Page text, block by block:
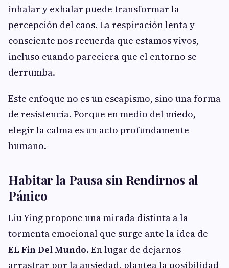
inhalar y exhalar puede transformar la
percepción del caos. La respiración lenta y
consciente nos recuerda que estamos vivos,
incluso cuando pareciera que el entorno se
derrumba.
Este enfoque no es un escapismo, sino una forma
de resistencia. Porque en medio del miedo,
elegir la calma es un acto profundamente
humano.
Habitar la Pausa sin Rendirnos al
Pánico
Liu Ying propone una mirada distinta a la
tormenta emocional que surge ante la idea de
EL Fin Del Mundo. En lugar de dejarnos
arrastrar por la ansiedad, plantea la posibilidad